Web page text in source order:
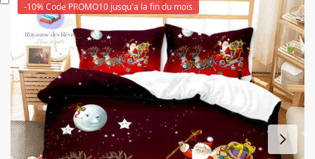
-10% Code PROMO10 jusqu'a la fin du mois